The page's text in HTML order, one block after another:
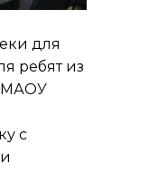
для
ребят из
МАОУ
с